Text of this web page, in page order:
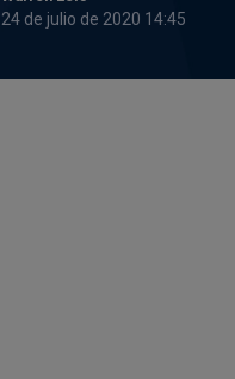
24 de julio de 2020 14:45